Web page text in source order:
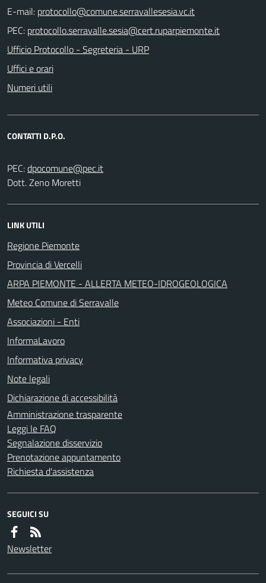
E-mail:
PEC:
Ufficio Protocollo - Segreteria - URP
Uffici e orari
Numeri utili
CONTATTI D.P.O.
PEC:
Dott. Zeno Moretti
LINK UTILI
Regione Piemonte
Provincia di Vercelli
ARPA PIEMONTE - ALLERTA METEO-IDROGEOLOGICA
Meteo Comune di Serravalle
Associazioni - Enti
InformaLavoro
Informativa privacy
Note legali
Dichiarazione di accessibilità
Amministrazione trasparente
Leggi le FAQ
Segnalazione disservizio
Prenotazione appuntamento
Richiesta d'assistenza
SEGUICI SU
Newsletter